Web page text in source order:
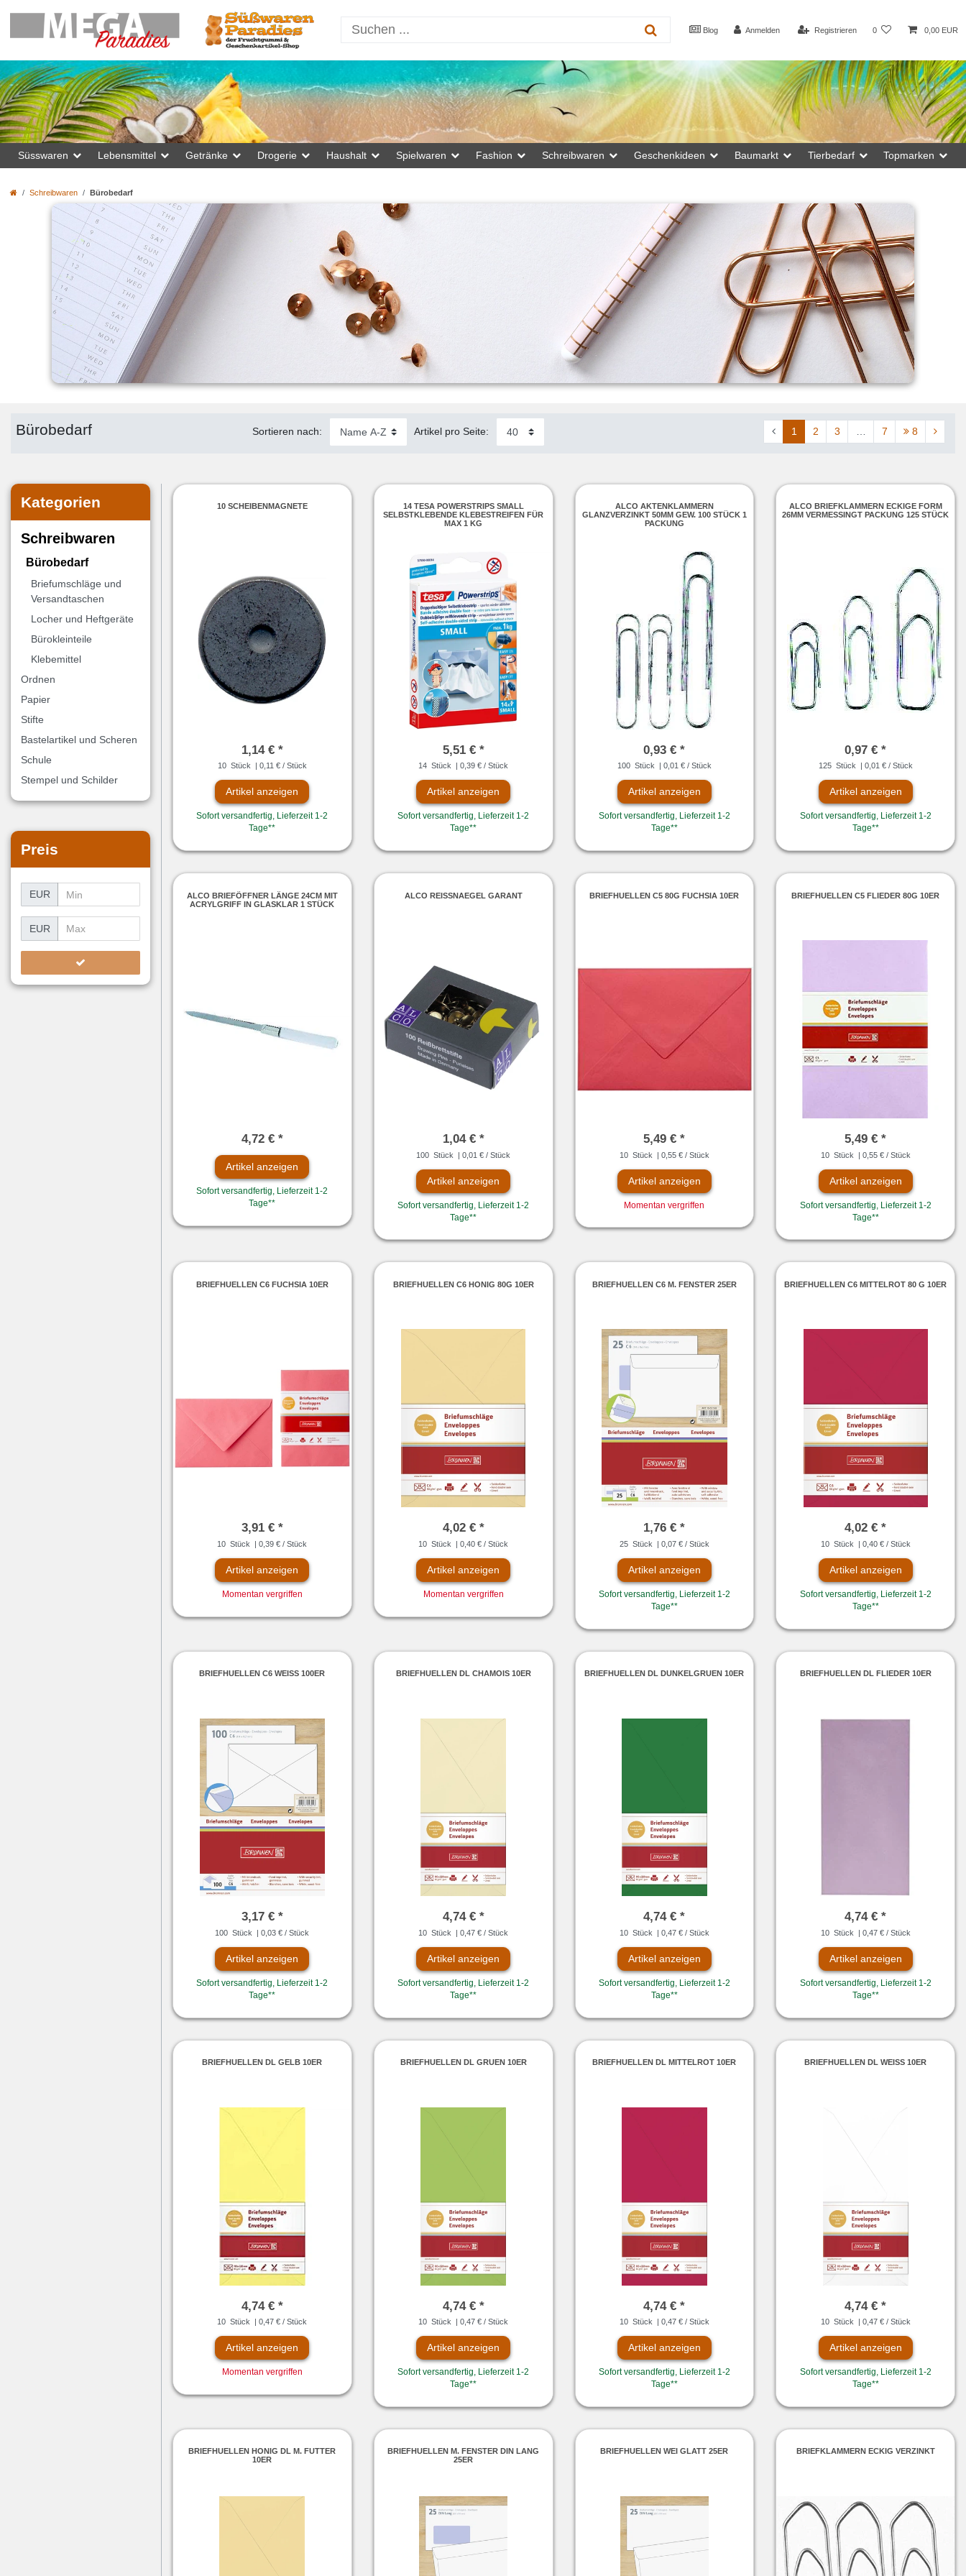
Blog Anmelden Registrieren 0 0,00 EUR
Süsswaren Lebensmittel Getränke Drogerie Haushalt Spielwaren Fashion Schreibwaren Geschenkideen Baumarkt Tierbedarf Topmarken
Schreibwaren Bürobedarf
Bürobedarf Sortieren nach: Artikel pro Seite: 1 2 3 7 8
Kategorien
Schreibwaren
Bürobedarf
Briefumschläge und
Versandtaschen
Locher und Heftgeräte
Bürokleinteile
Klebemittel
Ordnen
Papier
Stifte
Bastelartikel und Scheren
Schule
Stempel und Schilder
Preis
EUR
EUR
10 SCHEIBENMAGNETE
1,14 € *
10 Stück | 0,11 € / Stück
Artikel anzeigen
Sofort versandfertig, Lieferzeit 1-2
Tage**
14 TESA POWERSTRIPS SMALL
SELBSTKLEBENDE KLEBESTREIFEN FÜR
MAX 1 KG
5,51 € *
14 Stück | 0,39 € / Stück
Artikel anzeigen
Sofort versandfertig, Lieferzeit 1-2
Tage**
ALCO AKTENKLAMMERN
GLANZVERZINKT 50MM GEW. 100 STÜCK 1
PACKUNG
0,93 € *
100 Stück | 0,01 € / Stück
Artikel anzeigen
Sofort versandfertig, Lieferzeit 1-2
Tage**
ALCO BRIEFKLAMMERN ECKIGE FORM
26MM VERMESSINGT PACKUNG 125 STÜCK
0,97 € *
125 Stück | 0,01 € / Stück
Artikel anzeigen
Sofort versandfertig, Lieferzeit 1-2
Tage**
ALCO BRIEFÖFFNER LÄNGE 24CM MIT
ACRYLGRIFF IN GLASKLAR 1 STÜCK
4,72 € *
Artikel anzeigen
Sofort versandfertig, Lieferzeit 1-2
Tage**
ALCO REISSNAEGEL GARANT
1,04 € *
100 Stück | 0,01 € / Stück
Artikel anzeigen
Sofort versandfertig, Lieferzeit 1-2
Tage**
BRIEFHUELLEN C5 80G FUCHSIA 10ER
5,49 € *
10 Stück | 0,55 € / Stück
Artikel anzeigen
Momentan vergriffen
BRIEFHUELLEN C5 FLIEDER 80G 10ER
5,49 € *
10 Stück | 0,55 € / Stück
Artikel anzeigen
Sofort versandfertig, Lieferzeit 1-2
Tage**
BRIEFHUELLEN C6 FUCHSIA 10ER
3,91 € *
10 Stück | 0,39 € / Stück
Artikel anzeigen
Momentan vergriffen
BRIEFHUELLEN C6 HONIG 80G 10ER
4,02 € *
10 Stück | 0,40 € / Stück
Artikel anzeigen
Momentan vergriffen
BRIEFHUELLEN C6 M. FENSTER 25ER
1,76 € *
25 Stück | 0,07 € / Stück
Artikel anzeigen
Sofort versandfertig, Lieferzeit 1-2
Tage**
BRIEFHUELLEN C6 MITTELROT 80 G 10ER
4,02 € *
10 Stück | 0,40 € / Stück
Artikel anzeigen
Sofort versandfertig, Lieferzeit 1-2
Tage**
BRIEFHUELLEN C6 WEISS 100ER
3,17 € *
100 Stück | 0,03 € / Stück
Artikel anzeigen
Sofort versandfertig, Lieferzeit 1-2
Tage**
BRIEFHUELLEN DL CHAMOIS 10ER
4,74 € *
10 Stück | 0,47 € / Stück
Artikel anzeigen
Sofort versandfertig, Lieferzeit 1-2
Tage**
BRIEFHUELLEN DL DUNKELGRUEN 10ER
4,74 € *
10 Stück | 0,47 € / Stück
Artikel anzeigen
Sofort versandfertig, Lieferzeit 1-2
Tage**
BRIEFHUELLEN DL FLIEDER 10ER
4,74 € *
10 Stück | 0,47 € / Stück
Artikel anzeigen
Sofort versandfertig, Lieferzeit 1-2
Tage**
BRIEFHUELLEN DL GELB 10ER
4,74 € *
10 Stück | 0,47 € / Stück
Artikel anzeigen
Momentan vergriffen
BRIEFHUELLEN DL GRUEN 10ER
4,74 € *
10 Stück | 0,47 € / Stück
Artikel anzeigen
Sofort versandfertig, Lieferzeit 1-2
Tage**
BRIEFHUELLEN DL MITTELROT 10ER
4,74 € *
10 Stück | 0,47 € / Stück
Artikel anzeigen
Sofort versandfertig, Lieferzeit 1-2
Tage**
BRIEFHUELLEN DL WEISS 10ER
4,74 € *
10 Stück | 0,47 € / Stück
Artikel anzeigen
Sofort versandfertig, Lieferzeit 1-2
Tage**
BRIEFHUELLEN HONIG DL M. FUTTER
10ER
BRIEFHUELLEN M. FENSTER DIN LANG
25ER
BRIEFHUELLEN WEI GLATT 25ER BRIEFKLAMMERN ECKIG VERZINKT